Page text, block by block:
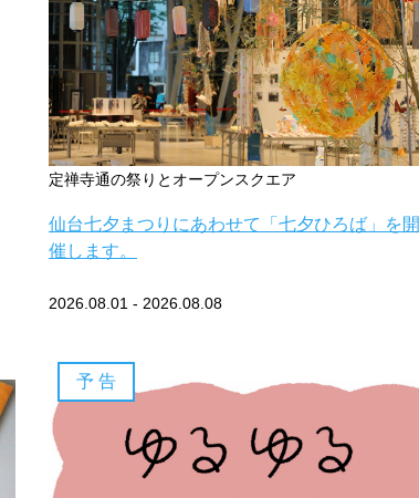
定禅寺通の祭りとオープンスクエア
仙台七夕まつりにあわせて「七夕ひろば」を開
催します。
2026.08.01 - 2026.08.08
予 告